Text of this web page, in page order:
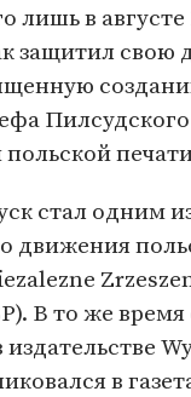
лишь в августе
защитил
стал одним
движения
В то же
в